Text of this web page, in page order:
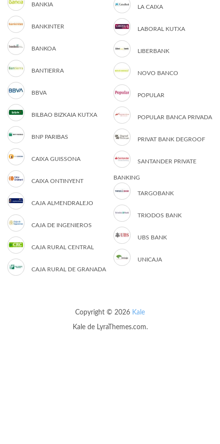
BANKIA
BANKINTER
BANKOA
BANTIERRA
BBVA
BILBAO BIZKAIA KUTXA
BNP PARIBAS
CAIXA GUISSONA
CAIXA ONTINYENT
CAJA ALMENDRALEJO
CAJA DE INGENIEROS
CAJA RURAL CENTRAL
CAJA RURAL DE GRANADA
LA CAIXA
LABORAL KUTXA
LIBERBANK
NOVO BANCO
POPULAR
POPULAR BANCA PRIVADA
PRIVAT BANK DEGROOF
SANTANDER PRIVATE
BANKING
TARGOBANK
TRIODOS BANK
UBS BANK
UNICAJA
Copyright © 2026 Kale
Kalede LyraThemes.com.